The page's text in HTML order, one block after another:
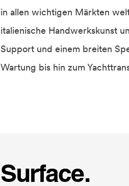
in allen wichtigen Märkten
italienische Handwerkskunst
Support und einem breiten
Wartung bis hin zum
Surface.